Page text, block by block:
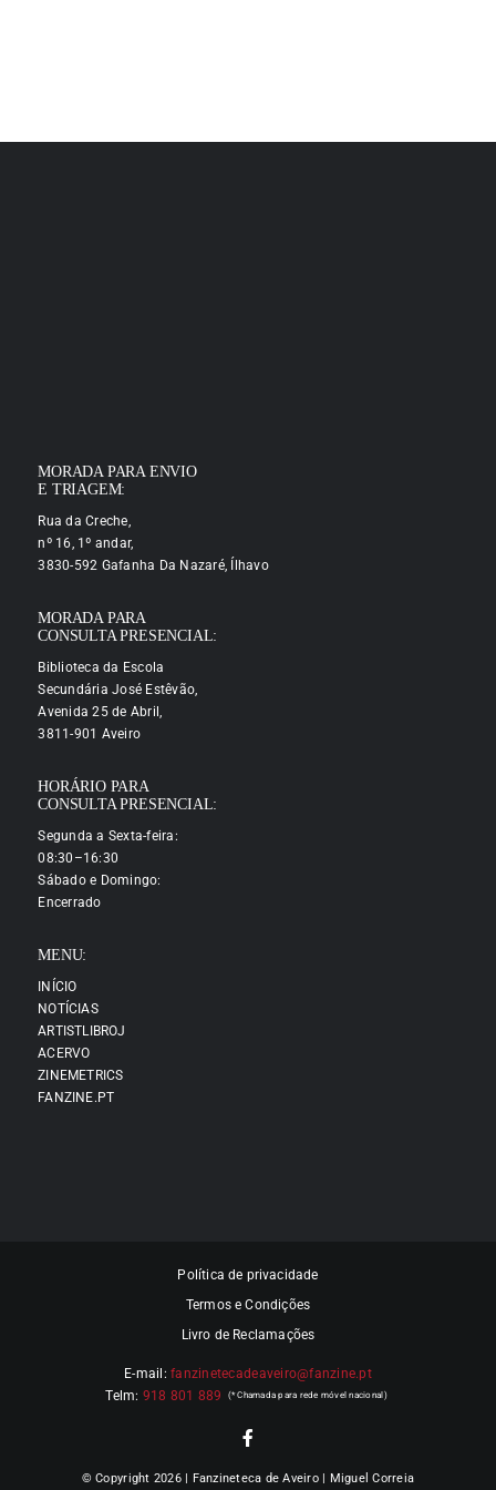
MORADA PARA ENVIO
E TRIAGEM:
Rua da Creche,
nº 16, 1º andar,
3830-592 Gafanha Da Nazaré, Ílhavo
MORADA PARA
CONSULTA PRESENCIAL:
Biblioteca da Escola
Secundária José Estêvão,
Avenida 25 de Abril,
3811-901 Aveiro
HORÁRIO PARA
CONSULTA PRESENCIAL:
Segunda a Sexta-feira:
08:30–16:30
Sábado e Domingo:
Encerrado
MENU:
INÍCIO
NOTÍCIAS
ARTISTLIBROJ
ACERVO
ZINEMETRICS
FANZINE.PT
Política de privacidade
Termos e Condições
Livro de Reclamações
E-mail:fanzinetecadeaveiro@fanzine.pt
Telm: 918 801 889
© Copyright 2026 | Fanzineteca de Aveiro | Miguel Correia